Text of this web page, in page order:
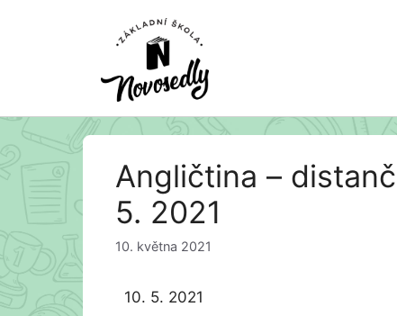
Angličtina –
5. 2021
10. května 2021
10. 5. 2021